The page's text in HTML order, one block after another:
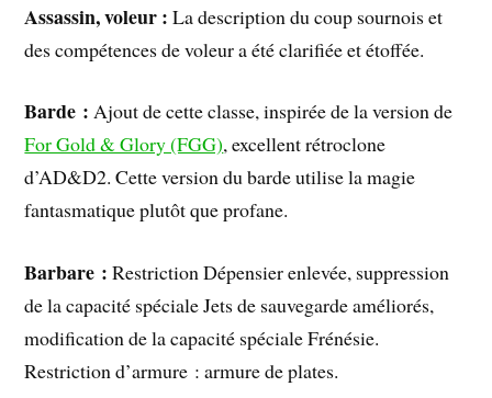
Assassin, voleur : La description du coup sournois et
des compétences de voleur a été clarifiée et étoffée.
Barde : Ajout de cette classe, inspirée de la version de
For Gold & Glory (FGG), excellent rétroclone
d’AD&D2. Cette version du barde utilise la magie
fantasmatique plutôt que profane.
Barbare : Restriction Dépensier enlevée, suppression
de la capacité spéciale Jets de sauvegarde améliorés,
modification de la capacité spéciale Frénésie.
Restriction d’armure : armure de plates.